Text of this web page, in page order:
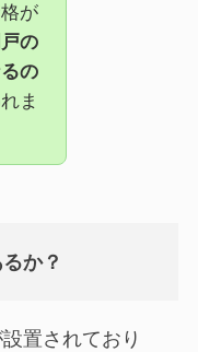
が
の
の
ま
か？
置されており